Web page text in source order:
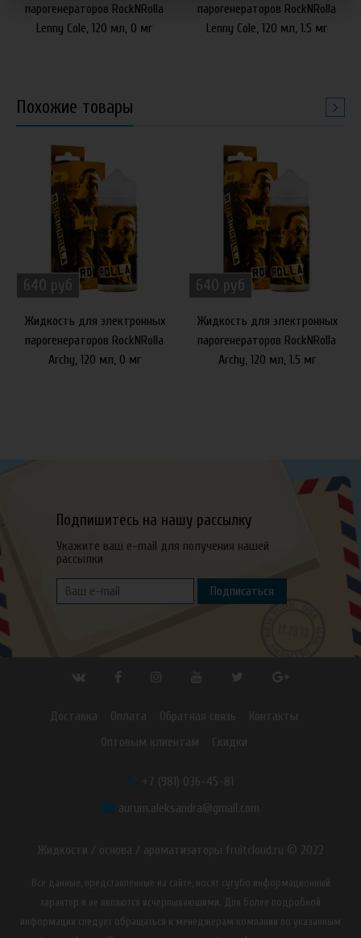
парогенераторов RockNRolla
Lenny Cole, 120 мл, 0 мг
парогенераторов RockNRolla
Lenny Cole, 120 мл, 1.5 мг
Похожие товары
640 руб
Жидкость для электронных
парогенераторов RockNRolla
Archy, 120 мл, 0 мг
640 руб
Жидкость для электронных
парогенераторов RockNRolla
Archy, 120 мл, 1.5 мг
Подпишитесь на нашу рассылку
Укажите ваш e-mail для получения нашей
рассылки
Подписаться
Доставка Оплата Обратная связь
Контакты
Оптовым клиентам
Скидки
+7 (981) 036-45-81
aurum.aleksandra@gmail.com
Жидкости / основа / ароматизаторы fruitcloud.ru © 2022
Все данные, представленные на сайте, носят сугубо информационный
характер и не являются исчерпывающими. Для более подробной
информации следует обращаться к менеджерам компании по указанным